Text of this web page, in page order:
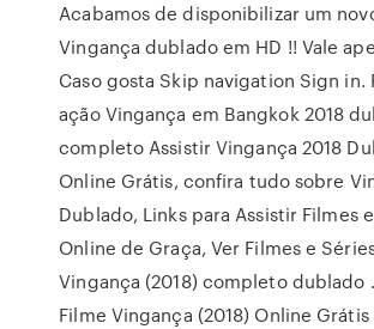
Acabamos de disponibilizar um
Vingança dublado em HD !! Vale
Caso gosta Skip navigation Sign in.
ação Vingança em Bangkok 2018
completo Assistir Vingança 2018
Online Grátis, confira tudo sobre
Dublado, Links para Assistir Filmes
Online de Graça, Ver Filmes e
Vingança (2018) completo dublado
Filme Vingança (2018) Online Grátis